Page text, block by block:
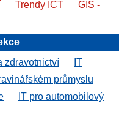
Trendy ICT
GIS -
zdravotnictví
IT
průmyslu
IT pro automobilový